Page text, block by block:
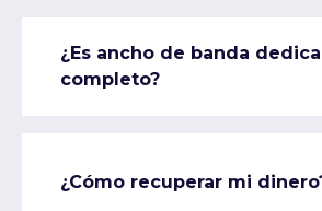
¿Es ancho de banda
completo?
¿Cómo recuperar mi